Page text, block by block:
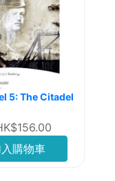
5: The Citadel
購物車